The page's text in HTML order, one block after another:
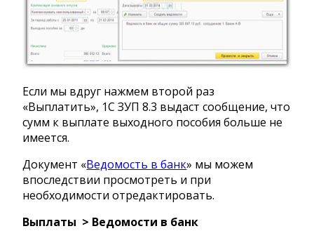
Если мы вдруг нажмем второй раз
«Выплатить», 1С ЗУП 8.3 выдаст сообщение, что
сумм к выплате выходного пособия больше не
имеется.
Документ «Ведомость в банк» мы можем
впоследствии просмотреть и при
необходимости отредактировать.
Выплаты > Ведомости в банк